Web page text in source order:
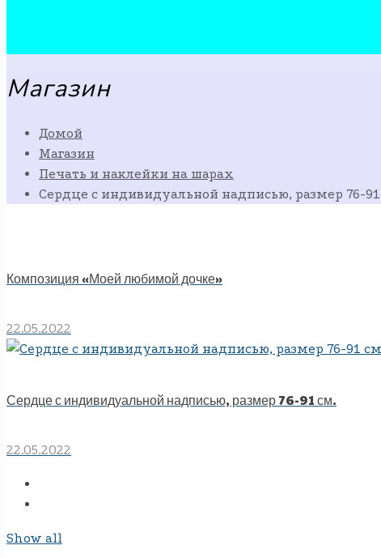
Магазин
Домой
Магазин
Печать и наклейки на шарах
Сердце с индивидуальной надписью, размер 76-
Композиция «Моей любимой дочке»
22.05.2022
Сердце с индивидуальной надписью, размер 76-91 см.
22.05.2022
Show all